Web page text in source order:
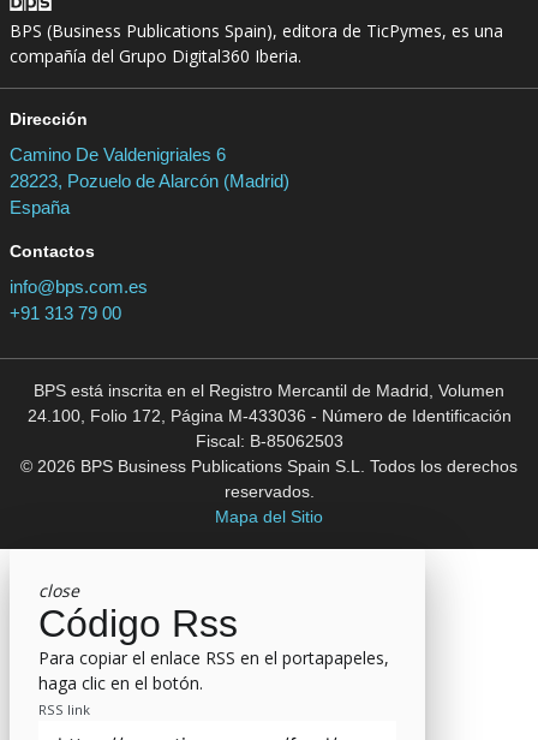
BPS (Business Publications Spain), editora de TicPymes, es una
compañía del Grupo Digital360 Iberia.
Dirección
Camino De Valdenigriales 6
28223, Pozuelo de Alarcón (Madrid)
España
Contactos
info@bps.com.es
+91 313 79 00
BPS está inscrita en el Registro Mercantil de Madrid, Volumen
24.100, Folio 172, Página M-433036 - Número de Identificación
Fiscal: B-85062503
© 2026 BPS Business Publications Spain S.L. Todos los derechos
reservados.
Mapa del Sitio
close
Código Rss
Para copiar el enlace RSS en el portapapeles,
haga clic en el botón.
RSS link